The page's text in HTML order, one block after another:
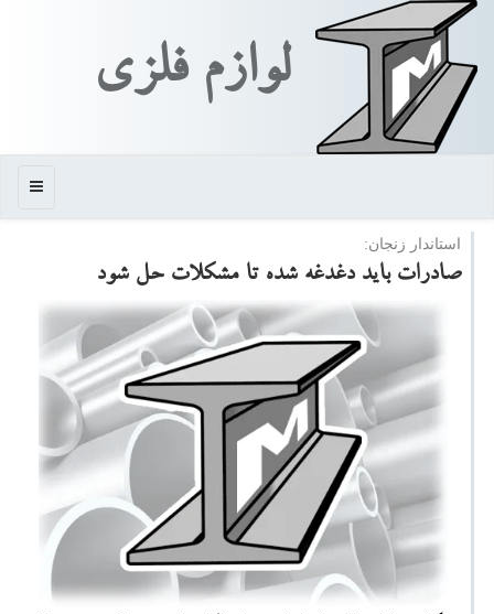
لوازم فلزی
منو
استاندار زنجان:
صادرات باید دغدغه شده تا مشكلات حل شود